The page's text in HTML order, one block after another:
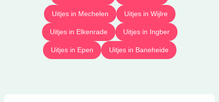
Uitjes in Mechelen Uitjes in Wijlre
Uitjes in Elkenrade Uitjes in Ingber
Uitjes in Epen Uitjes in Baneheide